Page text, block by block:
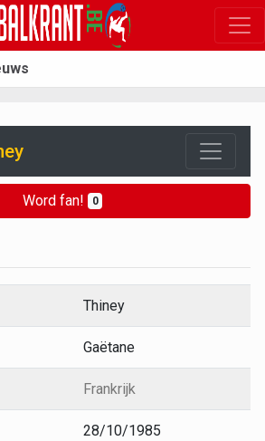
Word fan! 0
Thiney
Gaëtane
Frankrijk
28/10/1985